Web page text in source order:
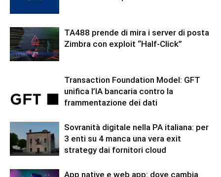
TA488 prende di mira i server di posta
Zimbra con exploit “Half-Click”
Transaction Foundation Model: GFT
unifica l’IA bancaria contro la
frammentazione dei dati
Sovranità digitale nella PA italiana: per
3 enti su 4 manca una vera exit
strategy dai fornitori cloud
App native e web app: dove cambia